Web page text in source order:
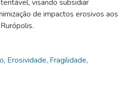
visando subsidiar
de impactos erosivos aos
, Erosividade, Fragilidade,